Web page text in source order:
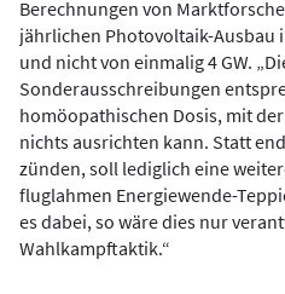
Berechnungen von
jährlichen Photovoltaik-Ausbau
und nicht von einmalig 4 GW.
Sonderausschreibungen
homöopathischen Dosis, mit
nichts ausrichten kann. Statt
zünden, soll lediglich eine
fluglahmen Energiewende-
es dabei, so wäre dies nur
Wahlkampftaktik.“